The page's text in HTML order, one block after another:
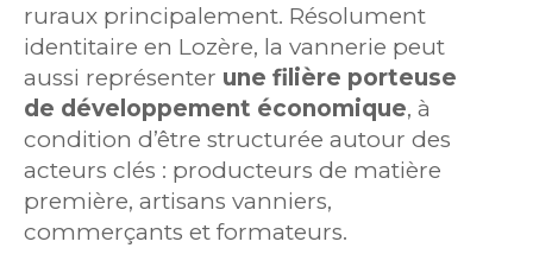
ruraux principalement. Résolument
identitaire en Lozère, la vannerie peut
aussi représenter une filière porteuse
de développement économique, à
condition d’être structurée autour des
acteurs clés : producteurs de matière
première, artisans vanniers,
commerçants et formateurs.